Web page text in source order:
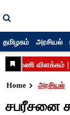
தமிழகம் அரசியல்
Home அரசியல்
சபரீசனை